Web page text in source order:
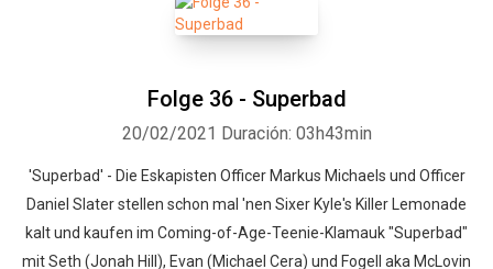
Folge 36 - Superbad
20/02/2021 Duración: 03h43min
'Superbad' - Die Eskapisten Officer Markus Michaels und Officer
Daniel Slater stellen schon mal 'nen Sixer Kyle's Killer Lemonade
kalt und kaufen im Coming-of-Age-Teenie-Klamauk "Superbad"
mit Seth (Jonah Hill), Evan (Michael Cera) und Fogell aka McLovin